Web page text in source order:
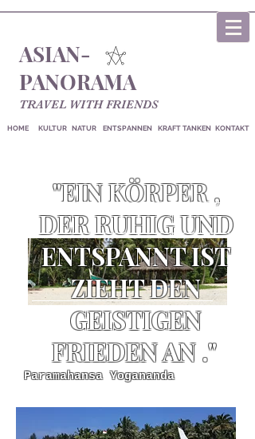
ASIAN-
PANORAMA
TRAVEL WITH FRIENDS
HOME KULTUR NATUR ENTSPANNEN KRAFT TANKEN KONTAKT
"EIN KÖRPER ,
DER RUHIG UND
ENTSPANNT IST
ZIEHT DEN
GEISTIGEN
FRIEDEN AN."
Paramahansa Yogananda